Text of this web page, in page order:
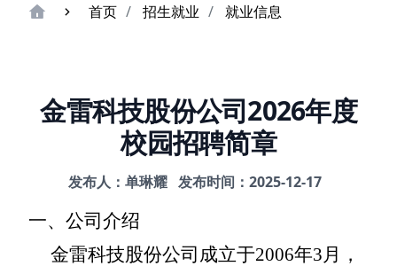
首页 招生就业 就业信息
金雷科技股份公司2026年度
校园招聘简章
发布人：单琳耀 发布时间：2025-12-17
一、公司介绍
金雷科技股份公司成立于2006年3月，